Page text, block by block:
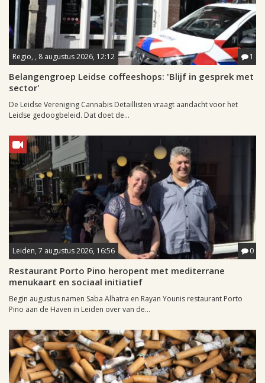
Regio, , 8 augustus 2026, 12:12 1
Belangengroep Leidse coffeeshops: 'Blijf in gesprek met
sector'
De Leidse Vereniging Cannabis Detaillisten vraagt aandacht voor het
Leidse gedoogbeleid. Dat doet de...
Leiden, 7 augustus 2026, 16:56 0
Restaurant Porto Pino heropent met mediterrane
menukaart en sociaal initiatief
Begin augustus namen Saba Alhatra en Rayan Younis restaurant Porto
Pino aan de Haven in Leiden over van de...